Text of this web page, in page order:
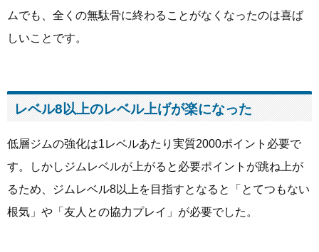
ムでも、全くの無駄骨に終わることがなくなったのは喜ば
しいことです。
レベル8以上のレベル上げが楽になった
低層ジムの強化は1レベルあたり実質2000ポイント必要で
す。しかしジムレベルが上がると必要ポイントが跳ね上が
るため、ジムレベル8以上を目指すとなると「とてつもない
根気」や「友人との協力プレイ」が必要でした。